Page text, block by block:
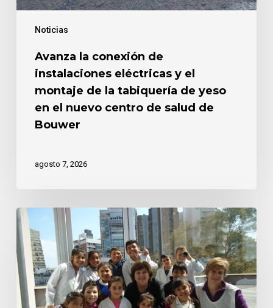
Noticias
nuevo
centro
Bouwer
Avanza la conexión de
instalaciones eléctricas y el
montaje de la tabiquería de yeso
en el nuevo centro de salud de
Bouwer
agosto 7, 2026
“Yo
abracé
la
docencia
y
la
docencia